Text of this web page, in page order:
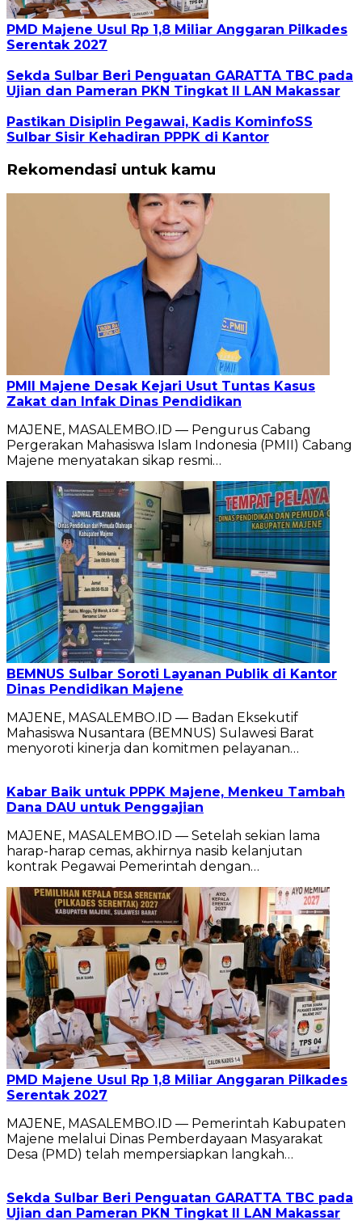
PMD Majene Usul Rp 1,8 Miliar Anggaran Pilkades
Serentak 2027
Sekda Sulbar Beri Penguatan GARATTA TBC pada
Ujian dan Pameran PKN Tingkat II LAN Makassar
Pastikan Disiplin Pegawai, Kadis KominfoSS
Sulbar Sisir Kehadiran PPPK di Kantor
Rekomendasi untuk kamu
PMII Majene Desak Kejari Usut Tuntas Kasus
Zakat dan Infak Dinas Pendidikan
MAJENE, MASALEMBO.ID — Pengurus Cabang
Pergerakan Mahasiswa Islam Indonesia (PMII) Cabang
Majene menyatakan sikap resmi…
BEMNUS Sulbar Soroti Layanan Publik di Kantor
Dinas Pendidikan Majene
MAJENE, MASALEMBO.ID — Badan Eksekutif
Mahasiswa Nusantara (BEMNUS) Sulawesi Barat
menyoroti kinerja dan komitmen pelayanan…
Kabar Baik untuk PPPK Majene, Menkeu Tambah
Dana DAU untuk Penggajian
MAJENE, MASALEMBO.ID — Setelah sekian lama
harap-harap cemas, akhirnya nasib kelanjutan
kontrak Pegawai Pemerintah dengan…
PMD Majene Usul Rp 1,8 Miliar Anggaran Pilkades
Serentak 2027
MAJENE, MASALEMBO.ID — Pemerintah Kabupaten
Majene melalui Dinas Pemberdayaan Masyarakat
Desa (PMD) telah mempersiapkan langkah…
Sekda Sulbar Beri Penguatan GARATTA TBC pada
Ujian dan Pameran PKN Tingkat II LAN Makassar